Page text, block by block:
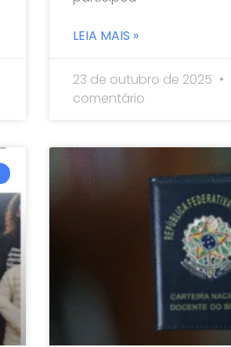
LEIA MAIS »
23 de outubro de 2025
comentário